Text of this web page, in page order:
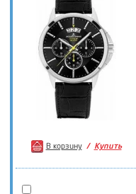
В корзину Купить